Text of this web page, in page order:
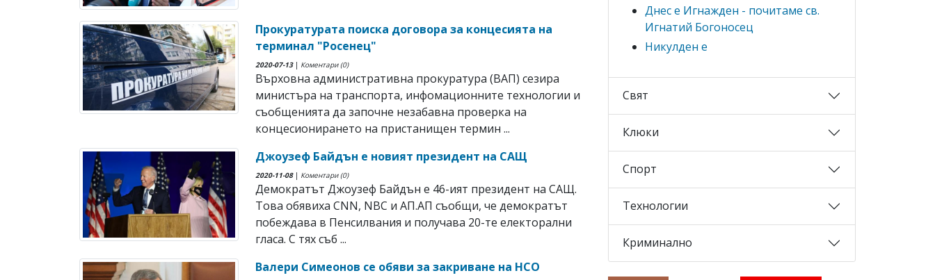
Прокуратурата поиска договора за концесията на
терминал "Росенец"
2020-07-13| Коментари (0)
Върховна административна прокуратура (ВАП) сезира
министъра на транспорта, инфомационните технологии и
съобщенията да започне незабавна проверка на
концесионирането на пристанищен термин ...
Джоузеф Байдън е новият президент на САЩ
2020-11-08| Коментари (0)
Демократът Джоузеф Байдън е 46-ият президент на САЩ.
Това обявиха CNN, NBC и АП.АП съобщи, че демократът
побеждава в Пенсилвания и получава 20-те електорални
гласа. С тях съб ...
Валери Симеонов се обяви за закриване на НСО
Днес е Игнажден - почитаме св.
Игнатий Богоносец
Никулден е
Свят
Клюки
Спорт
Технологии
Криминално